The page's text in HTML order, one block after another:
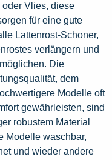
Vlies, diese
für eine gute
Lattenrost-Schoner,
verlängern und
Die
dem
Modelle oft
gewährleisten, sind
robustem Material
Modelle waschbar,
und wieder andere